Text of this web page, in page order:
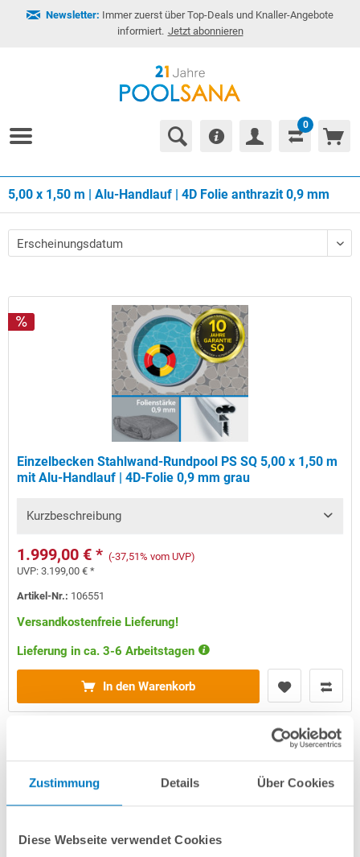
Zustimmung Details Über Cookies
Diese Webseite verwendet Cookies
Newsletter: Immer zuerst über Top-Deals und Knaller-Angebote
informiert. Jetzt abonnieren
0
5,00 x 1,50 m | Alu-Handlauf | 4D Folie anthrazit 0,9 mm
Einzelbecken Stahlwand-Rundpool PS SQ 5,00 x 1,50 m
mit Alu-Handlauf | 4D-Folie 0,9 mm grau
Kurzbeschreibung
1.999,00 € * (-37,51% vom UVP)
UVP:3.199,00 € *
Artikel-Nr.: 106551
Versandkostenfreie Lieferung!
Lieferung in ca. 3-6 Arbeitstagen
In den Warenkorb